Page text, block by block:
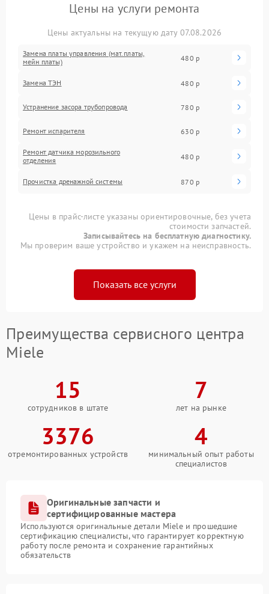
Цены на услуги ремонта
Цены актуальны на текущую дату 07.08.2026
Замена платы управления (мат.платы,
мейн платы)
480 р
Замена ТЭН 480 р
Устранение засора трубопровода 780 р
Ремонт испарителя 630 р
Ремонт датчика морозильного
отделения
480 р
Прочистка дренажной системы 870 р
Цены в прайс-листе указаны ориентировочные, без учета
стоимости запчастей.
Записывайтесь на бесплатную диагностику.
Мы проверим ваше устройство и укажем на неисправность.
Показать все услуги
Преимущества сервисного центра
Miele
15
сотрудников в штате
7
лет на рынке
3376
отремонтированных устройств
4
минимальный опыт работы
специалистов
Оригинальные запчасти и
сертифицированные мастера
Используются оригинальные детали Miele и прошедшие
сертификацию специалисты, что гарантирует корректную
работу после ремонта и сохранение гарантийных
обязательств